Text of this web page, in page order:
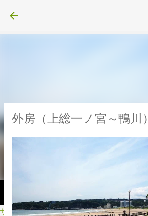
サイクル・スポーツ用品
外房（上総一ノ宮～鴨川）